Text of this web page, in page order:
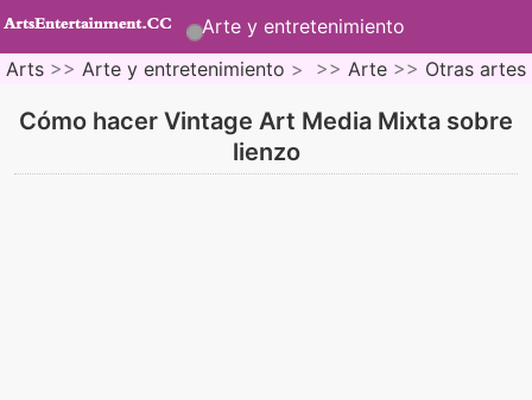
Arte y entretenimiento
Arts >> Arte y entretenimiento > >> Arte >> Otras artes
Cómo hacer Vintage Art Media Mixta sobre
lienzo